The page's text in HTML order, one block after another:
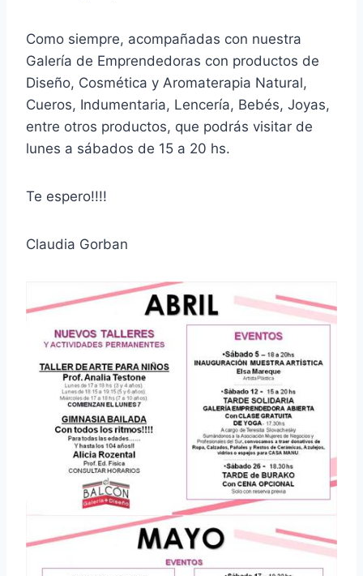
Como siempre, acompañadas con nuestra
Galería de Emprendedoras con productos de
Diseño, Cosmética y Aromaterapia Natural,
Cueros, Indumentaria, Lencería, Bebés, Joyas,
entre otros productos, que podrás visitar de
lunes a sábados de 15 a 20 hs.
Te espero!!!!
Claudia Gorban